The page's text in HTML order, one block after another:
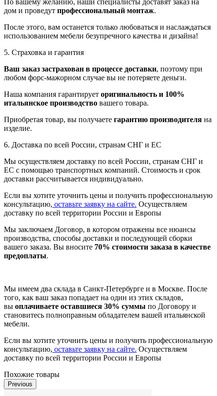
По вашему желанию, наши специалисты доставят заказ на
дом и проведут профессиональный монтаж.
После этого, вам останется только любоваться и наслаждаться
использованием мебели безупречного качества и дизайна!
5. Страховка и гарантия
Ваш заказ застрахован в процессе доставки, поэтому при
любом форс-мажорном случае вы не потеряете деньги.
Наша компания гарантирует оригинальность и 100%
итальянское производство вашего товара.
Приобретая товар, вы получаете гарантию производителя на
изделие.
6. Доставка по всей России, странам СНГ и ЕС
Мы осуществляем доставку по всей России, странам СНГ и
ЕС с помощью транспортных компаний. Стоимость и срок
доставки рассчитывается индивидуально.
Если вы хотите уточнить цены и получить профессиональную
консультацию, оставьте заявку на сайте. Осуществляем
доставку по всей территории России и Европы
Мы заключаем Договор, в котором отражены все нюансы
производства, способы доставки и последующей сборки
вашего заказа. Вы вносите 70% стоимости заказа в качестве
предоплаты.
Мы имеем два склада в Санкт-Петербурге и в Москве. После
того, как ваш заказ попадает на один из этих складов,
вы оплачиваете оставшиеся 30% суммы по Договору и
становитесь полноправным обладателем вашей итальянской
мебели.
Если вы хотите уточнить цены и получить профессиональную
консультацию, оставьте заявку на сайте. Осуществляем
доставку по всей территории России и Европы
Похожие товары
Previous